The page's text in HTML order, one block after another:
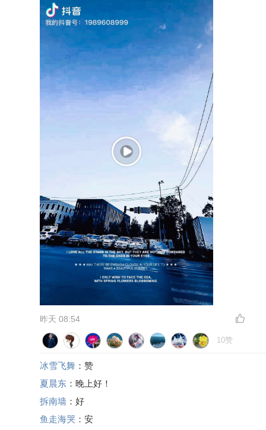
昨天 08:54
10赞
冰雪飞舞 ：赞
夏晨东 ：晚上好！
拆南墙 ：好
鱼走海哭 ：安